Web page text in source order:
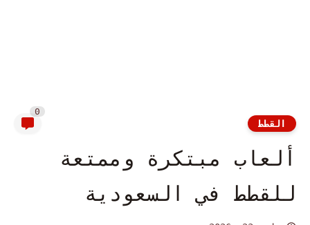
القطط
0
ألعاب مبتكرة وممتعة
للقطط في السعودية